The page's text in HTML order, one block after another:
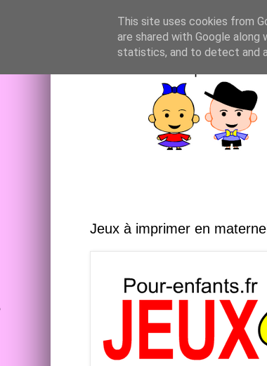
Jeux à imprimer en
This site uses cookies from
are shared with Google
statistics, and to detect and